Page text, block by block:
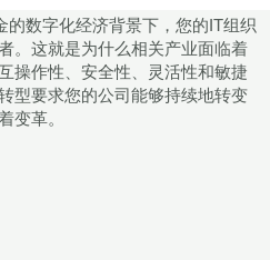
的数字化经济背景下，您的IT组织
。这就是为什么相关产业面临着
操作性、安全性、灵活性和敏捷
型要求您的公司能够持续地转变
变革。